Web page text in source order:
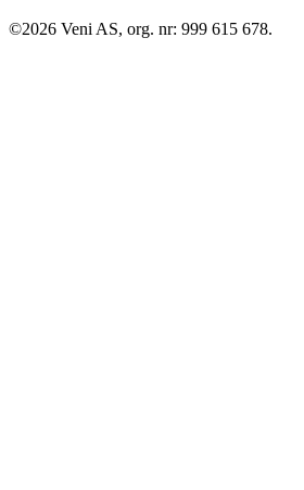
©2026 Veni AS, org. nr: 999 615 678.